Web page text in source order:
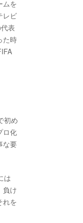
ムを
レビ
表
た時
初め
ロ化
な要
は
負け
れを